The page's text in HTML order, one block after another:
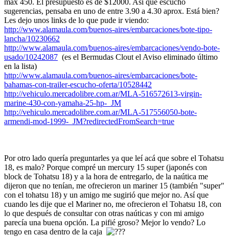
sugerencias, pensaba en uno de entre 3.90 a 4.30 aprox. Está bien?
Les dejo unos links de lo que pude ir viendo:
http://www.alamaula.com/buenos-aires/embarcaciones/bote-tipo-
lancha/10230662
http://www.alamaula.com/buenos-aires/embarcaciones/vendo-bote-
usado/10242087 (es el Bermudas Clout el Aviso eliminado último
en la lista)
http://www.alamaula.com/buenos-aires/embarcaciones/bote-
bahamas-con-trailer-escucho-oferta/10528442
http://vehiculo.mercadolibre.com.ar/MLA-516572613-virgin-
marine-430-con-yamaha-25-hp-_JM
http://vehiculo.mercadolibre.com.ar/MLA-517556050-bote-
armendi-mod-1999-_JM?redirectedFromSearch=true
Por otro lado quería preguntarles ya que leí acá que sobre el Tohatsu
18, es malo? Porque compré un mercury 15 super (japonés con
block de Tohatsu 18) y a la hora de entregarlo, de la naútica me
dijeron que no tenían, me ofrecieron un mariner 15 (también "super"
con el tohatsu 18) y un amigo me sugirió que mejor no. Así que
cuando les dije que el Mariner no, me ofrecieron el Tohatsu 18, con
lo que después de consultar con otras naúticas y con mi amigo
parecía una buena opción. La pifié groso? Mejor lo vendo? Lo
tengo en casa dentro de la caja